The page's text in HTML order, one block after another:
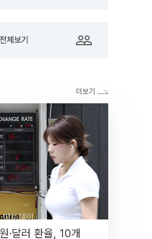
체보기
·달러 환율, 10개